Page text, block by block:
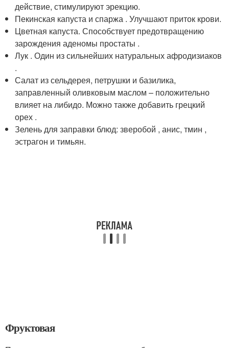
действие, стимулируют эрекцию.
Пекинская капуста и спаржа . Улучшают приток крови.
Цветная капуста. Способствует предотвращению
зарождения аденомы простаты .
Лук . Один из сильнейших натуральных афродизиаков
.
Салат из сельдерея, петрушки и базилика,
заправленный оливковым маслом – положительно
влияет на либидо. Можно также добавить грецкий
орех .
Зелень для заправки блюд: зверобой , анис, тмин ,
эстрагон и тимьян.
Фруктовая